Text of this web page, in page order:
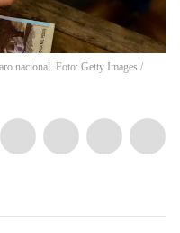
nacional. Foto: Getty Images /